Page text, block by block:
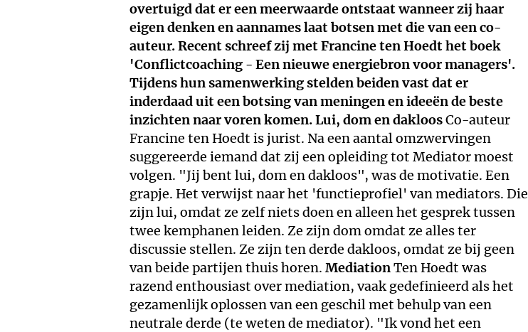
overtuigd dat er een meerwaarde ontstaat wanneer zij haar
eigen denken en aannames laat botsen met die van een co-
auteur. Recent schreef zij met Francine ten Hoedt het boek
'Conflictcoaching - Een nieuwe energiebron voor managers'.
Tijdens hun samenwerking stelden beiden vast dat er
inderdaad uit een botsing van meningen en ideeën de beste
inzichten naar voren komen.Lui, dom en dakloosCo-auteur
Francine ten Hoedt is jurist. Na een aantal omzwervingen
suggereerde iemand dat zij een opleiding tot Mediator moest
volgen. "Jij bent lui, dom en dakloos", was de motivatie. Een
grapje. Het verwijst naar het 'functieprofiel' van mediators. Die
zijn lui, omdat ze zelf niets doen en alleen het gesprek tussen
twee kemphanen leiden. Ze zijn dom omdat ze alles ter
discussie stellen. Ze zijn ten derde dakloos, omdat ze bij geen
van beide partijen thuis horen. MediationTen Hoedt was
razend enthousiast over mediation, vaak gedefinieerd als het
gezamenlijk oplossen van een geschil met behulp van een
neutrale derde (te weten de mediator). "Ik vond het een